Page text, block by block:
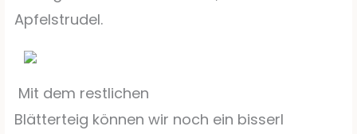
Apfelstrudel.
Mit dem restlichen
Blätterteig können wir noch ein bisserl